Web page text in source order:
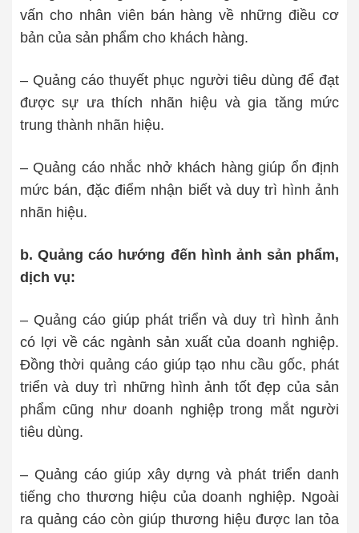
vấn cho nhân viên bán hàng về những điều cơ
bản của sản phẩm cho khách hàng.
– Quảng cáo thuyết phục người tiêu dùng để đạt
được sự ưa thích nhãn hiệu và gia tăng mức
trung thành nhãn hiệu.
– Quảng cáo nhắc nhở khách hàng giúp ổn định
mức bán, đặc điểm nhận biết và duy trì hình ảnh
nhãn hiệu.
b. Quảng cáo hướng đến hình ảnh sản phẩm,
dịch vụ:
– Quảng cáo giúp phát triển và duy trì hình ảnh
có lợi về các ngành sản xuất của doanh nghiệp.
Đồng thời quảng cáo giúp tạo nhu cầu gốc, phát
triển và duy trì những hình ảnh tốt đẹp của sản
phẩm cũng như doanh nghiệp trong mắt người
tiêu dùng.
– Quảng cáo giúp xây dựng và phát triển danh
tiếng cho thương hiệu của doanh nghiệp. Ngoài
ra quảng cáo còn giúp thương hiệu được lan tỏa